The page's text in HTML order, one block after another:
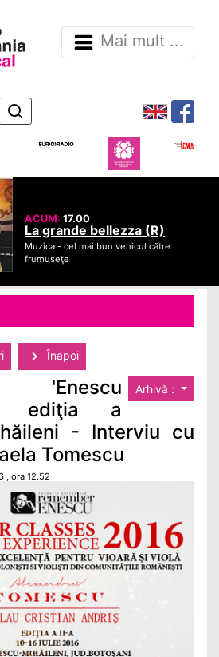
Mai mult ...
ACUM:17.00
La grande bellezza (R)
Muzica -cel mai bun vehicul către
frumuseţe
Înapoi
Arhivă :
'Enescu
ediţia a
- Interviu cu
Tomescu
, ora 12.52